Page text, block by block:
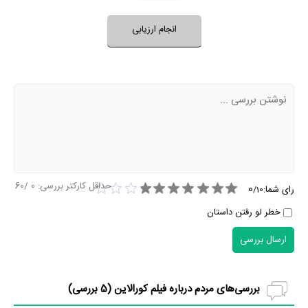
نظر خود را ثبت کنید
انجام ارزیابی
رای شما: 0/10
خطر لو رفتن داستان
حداقل کارکتر بررسی: 0
/60
ارسال بررسی
بررسی‌های مردم درباره فیلم کورالاین (5بررسی)